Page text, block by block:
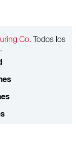
Co. Todos los